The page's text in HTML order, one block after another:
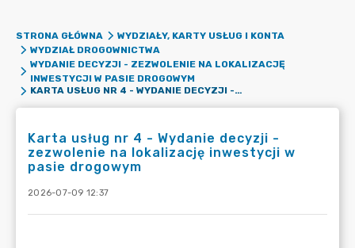
STRONA GŁÓWNA
WYDZIAŁY, KARTY USŁUG I KONTA
WYDZIAŁ DROGOWNICTWA
WYDANIE DECYZJI - ZEZWOLENIE NA LOKALIZACJĘ
INWESTYCJI W PASIE DROGOWYM
KARTA USŁUG NR 4 - WYDANIE DECYZJI - ZEZWOLENIE NA LOKALIZACJĘ INWESTYCJI W PASIE DROGOWYM
Karta usług nr 4 - Wydanie decyzji -
zezwolenie na lokalizację inwestycji w
pasie drogowym
2026-07-09 12:37